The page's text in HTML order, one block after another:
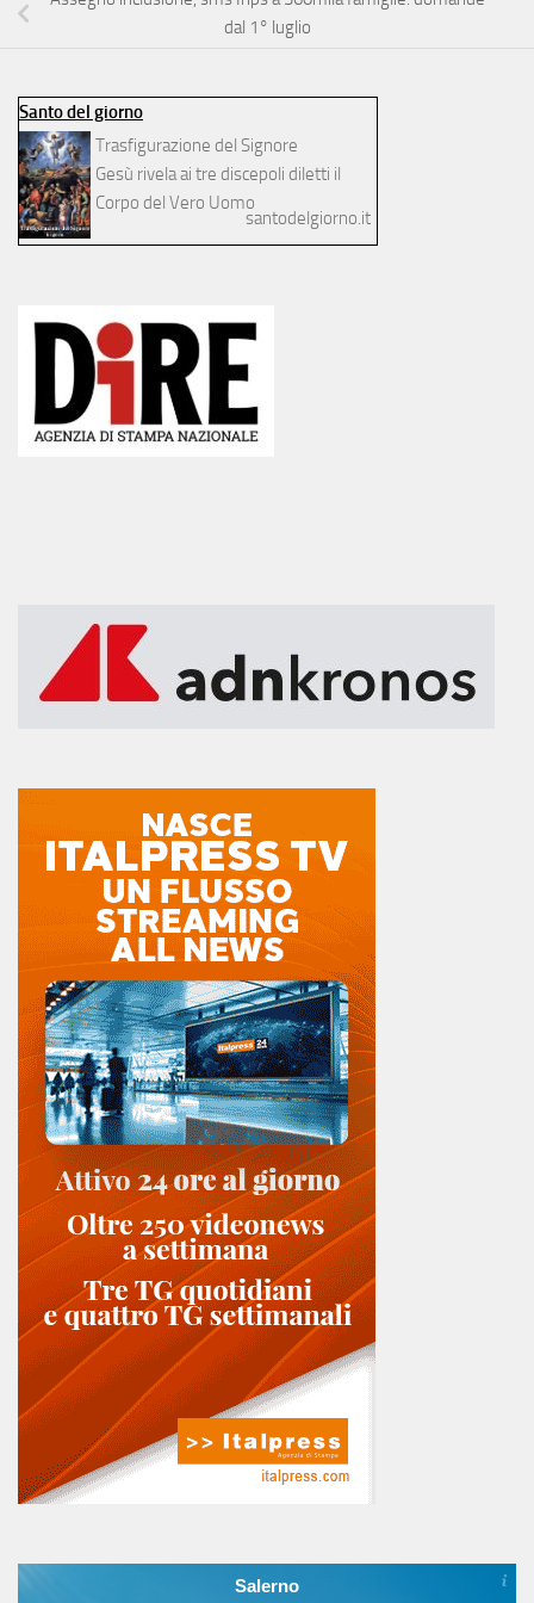
dal 1° luglio
Santo del giorno
Trasfigurazione del Signore
Gesù rivela ai tre discepoli diletti il
Corpo del Vero Uomo
santodelgiorno.it
Salerno